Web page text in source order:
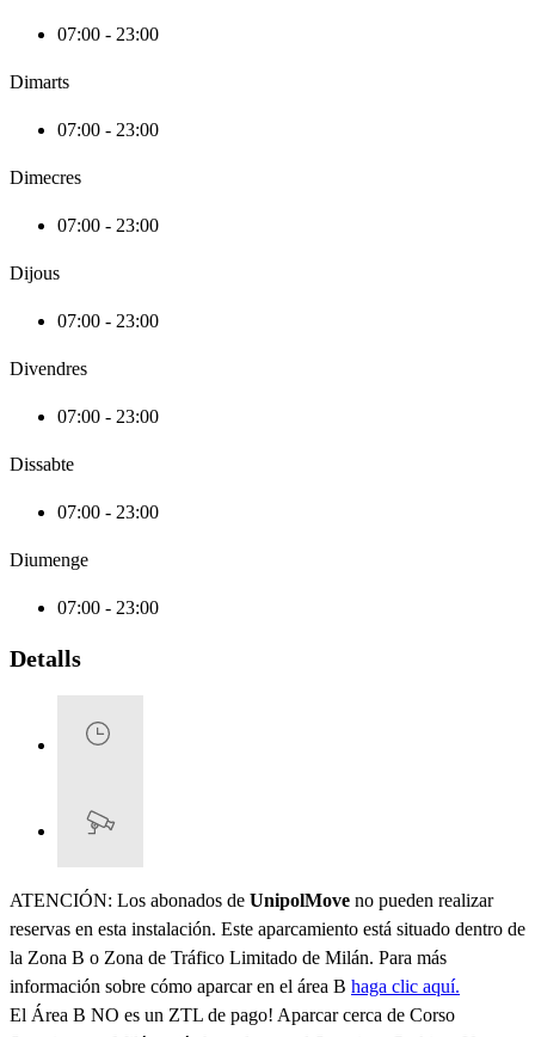
07:00 - 23:00
Dimarts
07:00 - 23:00
Dimecres
07:00 - 23:00
Dijous
07:00 - 23:00
Divendres
07:00 - 23:00
Dissabte
07:00 - 23:00
Diumenge
07:00 - 23:00
Detalls
ATENCIÓN: Los abonados de UnipolMove no pueden realizar
reservas en esta instalación. Este aparcamiento está situado dentro de
la Zona B o Zona de Tráfico Limitado de Milán. Para más
información sobre cómo aparcar en el área B haga clic aquí.
El Área B NO es un ZTL de pago! Aparcar cerca de Corso